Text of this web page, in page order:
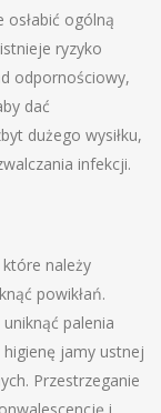
osłabić ogólną
ryzyko
odpornościowy,
dać
dużego wysiłku,
infekcji.
należy
powikłań.
palenia
jamy ustnej
Przestrzeganie
i